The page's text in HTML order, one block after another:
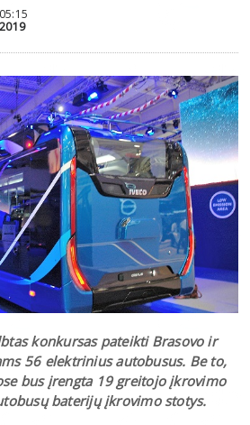
05:15
2019
konkursas pateikti Brasovo ir
56 elektrinius autobusus. Be to,
bus įrengta 19 greitojo įkrovimo
baterijų įkrovimo stotys.